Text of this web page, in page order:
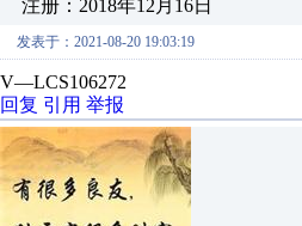
注册：2018年12月16日
发表于：2021-08-20 19:03:19
V—LCS106272
回复 引用 举报